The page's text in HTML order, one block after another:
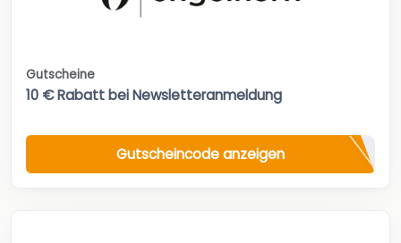
Gutscheine
10 € Rabatt bei Newsletteranmeldung
Gutscheincode anzeigen